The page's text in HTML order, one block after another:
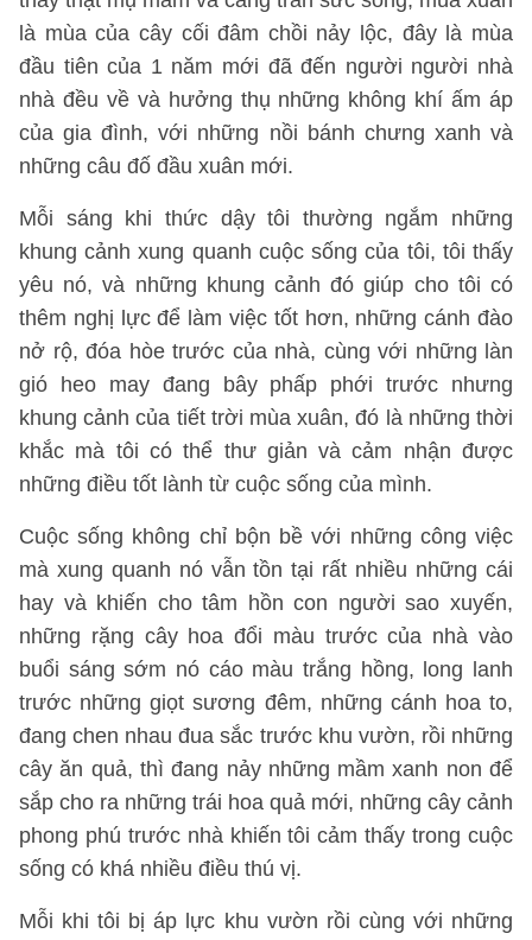
là mùa của cây cối đâm chồi nảy lộc, đây là mùa
đầu tiên của 1 năm mới đã đến người người nhà
nhà đều về và hưởng thụ những không khí ấm áp
của gia đình, với những nồi bánh chưng xanh và
những câu đố đầu xuân mới.
Mỗi sáng khi thức dậy tôi thường ngắm những
khung cảnh xung quanh cuộc sống của tôi, tôi thấy
yêu nó, và những khung cảnh đó giúp cho tôi có
thêm nghị lực để làm việc tốt hơn, những cánh đào
nở rộ, đóa hòe trước của nhà, cùng với những làn
gió heo may đang bây phấp phới trước nhưng
khung cảnh của tiết trời mùa xuân, đó là những thời
khắc mà tôi có thể thư giản và cảm nhận được
những điều tốt lành từ cuộc sống của mình.
Cuộc sống không chỉ bộn bề với những công việc
mà xung quanh nó vẫn tồn tại rất nhiều những cái
hay và khiến cho tâm hồn con người sao xuyến,
những rặng cây hoa đổi màu trước của nhà vào
buổi sáng sớm nó cáo màu trắng hồng, long lanh
trước những giọt sương đêm, những cánh hoa to,
đang chen nhau đua sắc trước khu vườn, rồi những
cây ăn quả, thì đang nảy những mầm xanh non để
sắp cho ra những trái hoa quả mới, những cây cảnh
phong phú trước nhà khiến tôi cảm thấy trong cuộc
sống có khá nhiều điều thú vị.
Mỗi khi tôi bị áp lực khu vườn rồi cùng với những